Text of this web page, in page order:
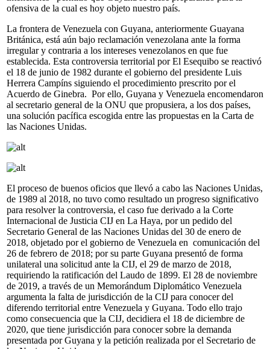
ofensiva de la cual es hoy objeto nuestro país.
La frontera de Venezuela con Guyana, anteriormente Guayana
Británica, está aún bajo reclamación venezolana ante la forma
irregular y contraria a los intereses venezolanos en que fue
establecida. Esta controversia territorial por El Esequibo se reactivó
el 18 de junio de 1982 durante el gobierno del presidente Luis
Herrera Campíns siguiendo el procedimiento prescrito por el
Acuerdo de Ginebra. Por ello, Guyana y Venezuela encomendaron
al secretario general de la ONU que propusiera, a los dos países,
una solución pacífica escogida entre las propuestas en la Carta de
las Naciones Unidas.
El proceso de buenos oficios que llevó a cabo las Naciones Unidas,
de 1989 al 2018, no tuvo como resultado un progreso significativo
para resolver la controversia, el caso fue derivado a la Corte
Internacional de Justicia CIJ en La Haya, por un pedido del
Secretario General de las Naciones Unidas del 30 de enero de
2018, objetado por el gobierno de Venezuela en comunicación del
26 de febrero de 2018; por su parte Guyana presentó de forma
unilateral una solicitud ante la CIJ, el 29 de marzo de 2018,
requiriendo la ratificación del Laudo de 1899. El 28 de noviembre
de 2019, a través de un Memorándum Diplomático Venezuela
argumenta la falta de jurisdicción de la CIJ para conocer del
diferendo territorial entre Venezuela y Guyana. Todo ello trajo
como consecuencia que la CIJ, decidiera el 18 de diciembre de
2020, que tiene jurisdicción para conocer sobre la demanda
presentada por Guyana y la petición realizada por el Secretario de